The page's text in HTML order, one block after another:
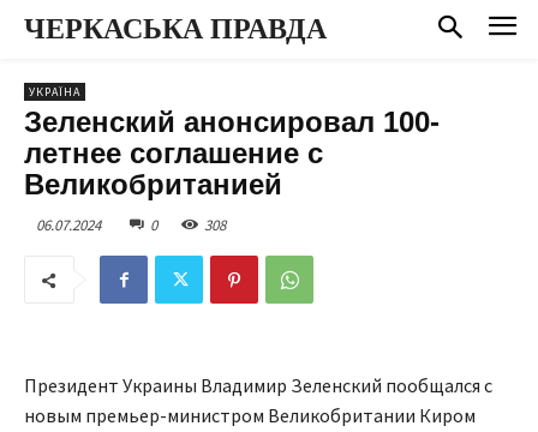
ЧЕРКАСЬКА ПРАВДА
УКРАЇНА
Зеленский анонсировал 100-
летнее соглашение с
Великобританией
06.07.2024 0 308
Президент Украины Владимир Зеленский пообщался с
новым премьер-министром Великобритании Киром